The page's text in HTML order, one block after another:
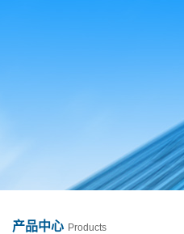
产品中心 Products